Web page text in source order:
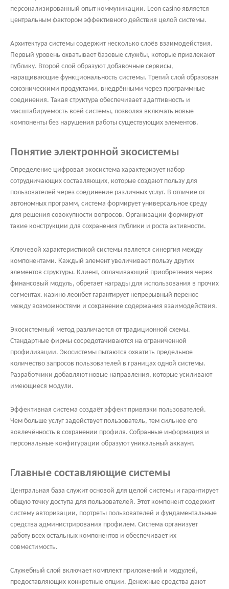
персонализированный опыт коммуникации. Leon casino является
центральным фактором эффективного действия целой системы.
Архитектура системы содержит несколько слоёв взаимодействия.
Первый уровень охватывает базовые службы, которые привлекают
публику. Второй слой образуют добавочные сервисы,
наращивающие функциональность системы. Третий слой образован
союзническими продуктами, внедрёнными через программные
соединения. Такая структура обеспечивает адаптивность и
масштабируемость всей системы, позволяя включать новые
компоненты без нарушения работы существующих элементов.
Понятие электронной экосистемы
Определение цифровая экосистема характеризует набор
сотрудничающих составляющих, которые создают пользу для
пользователей через соединение различных услуг. В отличие от
автономных программ, система формирует универсальное среду
для решения совокупности вопросов. Организации формируют
такие конструкции для сохранения публики и роста активности.
Ключевой характеристикой системы является синергия между
компонентами. Каждый элемент увеличивает пользу других
элементов структуры. Клиент, оплачивающий приобретения через
финансовый модуль, обретает награды для использования в прочих
сегментах. казино леонбет гарантирует непрерывный перенос
между возможностями и сохранение содержания взаимодействия.
Экосистемный метод различается от традиционной схемы.
Стандартные фирмы сосредотачиваются на ограниченной
профилизации. Экосистемы пытаются охватить предельное
количество запросов пользователей в границах одной системы.
Разработчики добавляют новые направления, которые усиливают
имеющиеся модули.
Эффективная система создаёт эффект привязки пользователей.
Чем больше услуг задействует пользователь, тем сильнее его
вовлечённость в сохранении профиля. Собранные информация и
персональные конфигурации образуют уникальный аккаунт.
Главные составляющие системы
Центральная база служит основой для целой системы и гарантирует
общую точку доступа для пользователей. Этот компонент содержит
систему авторизации, портреты пользователей и фундаментальные
средства администрирования профилем. Система организует
работу всех остальных компонентов и обеспечивает их
совместимость.
Служебный слой включает комплект приложений и модулей,
предоставляющих конкретные опции. Денежные средства дают